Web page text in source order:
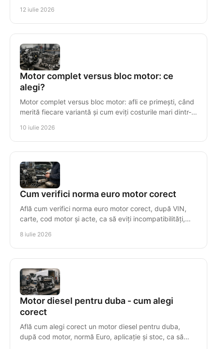
12 iulie 2026
Motor complet versus bloc motor: ce
alegi?
Motor complet versus bloc motor: afli ce primești, când
merită fiecare variantă și cum eviți costurile mari dintr-o
10 iulie 2026
Cum verifici norma euro motor corect
Află cum verifici norma euro motor corect, după VIN,
carte, cod motor și acte, ca să eviți incompatibilități,
8 iulie 2026
Motor diesel pentru duba - cum alegi
corect
Află cum alegi corect un motor diesel pentru duba,
după cod motor, normă Euro, aplicație și stoc, ca să